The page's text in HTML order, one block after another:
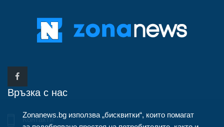
Връзка с нас
Контакти
Zonanews.bg използва „бисквитки“, които помагат